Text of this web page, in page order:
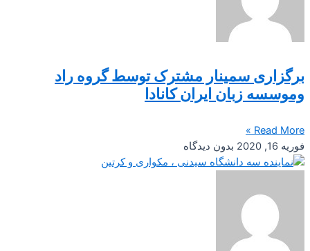
برگزاری سمینار مشترک توسط گروه راد
وموسسه زبان ایران کانادا
Read More »
فوریه 16, 2020
بدون دیدگاه